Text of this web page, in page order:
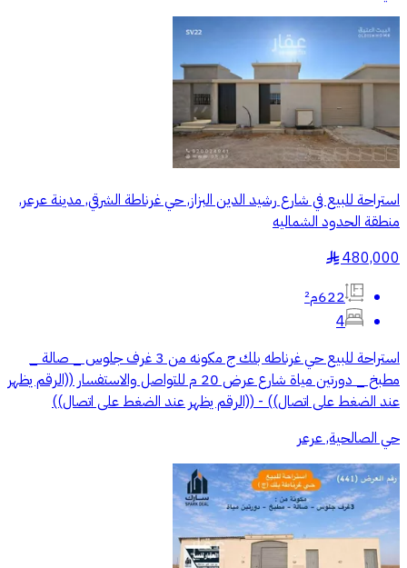
استراحة للبيع في شارع رشيد الدين البزاز, حي غرناطة الشرقي, مدينة عرعر,
منطقة الحدود الشماليه
480,000
§
622م²
4
استراحة للبيع حي غرناطه بلك ج مكونه من 3 غرف جلوس _ صالة _
مطبخ _ دورتين مياة شارع عرض 20 م للتواصل والاستفسار ((الرقم يظهر
عند الضغط على اتصال)) - ((الرقم يظهر عند الضغط على اتصال))
حي الصالحية, عرعر